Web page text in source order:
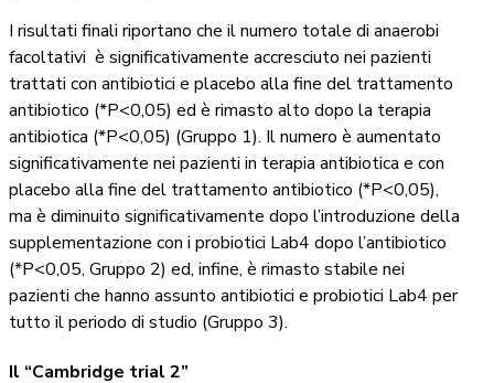
I risultati finali riportano che il numero totale di anaerobi
facoltativi è significativamente accresciuto nei pazienti
trattati con antibiotici e placebo alla fine del trattamento
antibiotico (*P<0,05) ed è rimasto alto dopo la terapia
antibiotica (*P<0,05) (Gruppo 1). Il numero è aumentato
significativamente nei pazienti in terapia antibiotica e con
placebo alla fine del trattamento antibiotico (*P<0,05),
ma è diminuito significativamente dopo l’introduzione della
supplementazione con i probiotici Lab4 dopo l’antibiotico
(*P<0,05, Gruppo 2) ed, infine, è rimasto stabile nei
pazienti che hanno assunto antibiotici e probiotici Lab4 per
tutto il periodo di studio (Gruppo 3).
Il “Cambridge trial 2”